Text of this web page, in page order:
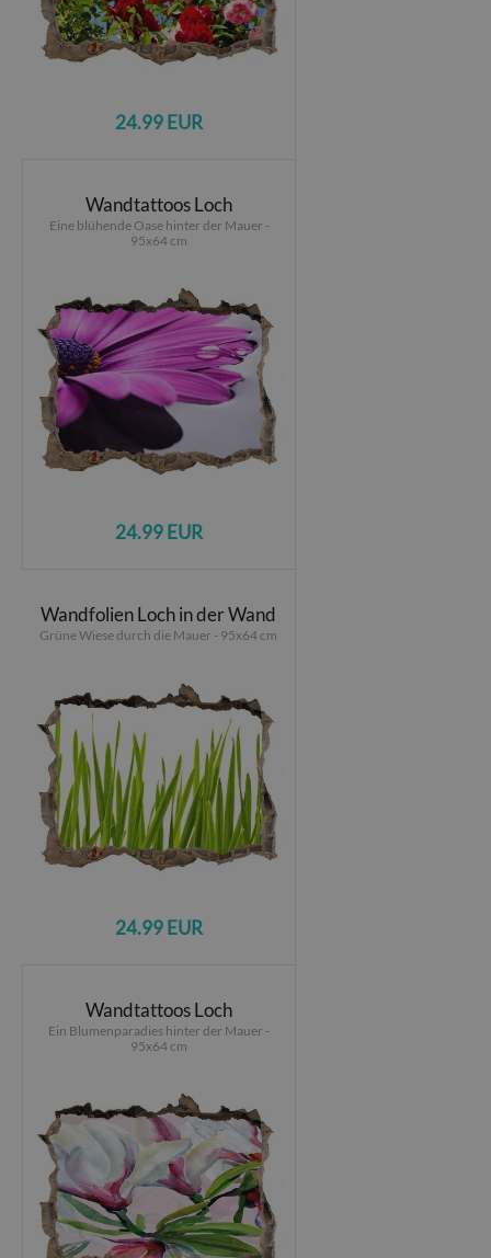
24.99 EUR
Wandtattoos Loch
Eine blühende Oase hinter der Mauer -
95x64 cm
24.99 EUR
Wandfolien Loch in der Wand
Grüne Wiese durch die Mauer - 95x64 cm
24.99 EUR
Wandtattoos Loch
Ein Blumenparadies hinter der Mauer -
95x64 cm